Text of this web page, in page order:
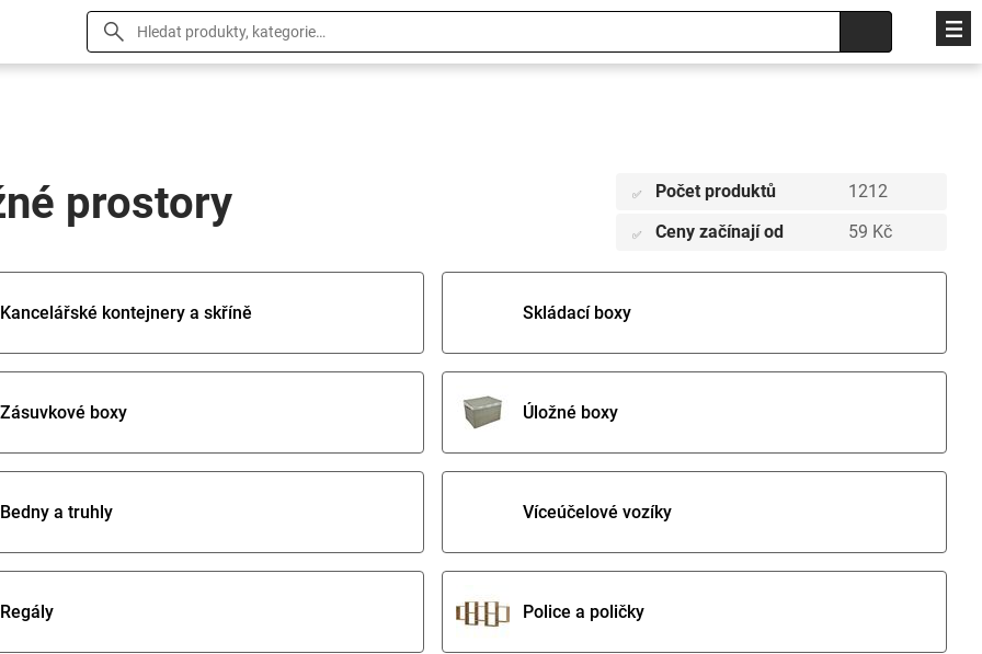
prostory ✅ Počet produktů 1212
✅ Ceny začínají od 59 Kč
Kancelářské kontejnery a skříně Skládací boxy
Zásuvkové boxy Úložné boxy
Bedny a truhly Víceúčelové vozíky
Regály Police a poličky